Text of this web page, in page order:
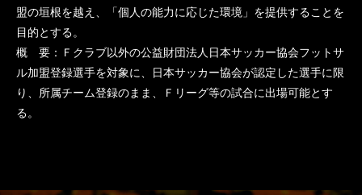
盟の垣根を越え、「個人の能力に応じた環境」を提供することを
目的とする。
概 要：Ｆクラブ以外の公益財団法人日本サッカー協会フットサ
ル加盟登録選手を対象に、日本サッカー協会が認定した選手に限
り、所属チーム登録のまま、Ｆリーグ等の試合に出場可能とす
る。